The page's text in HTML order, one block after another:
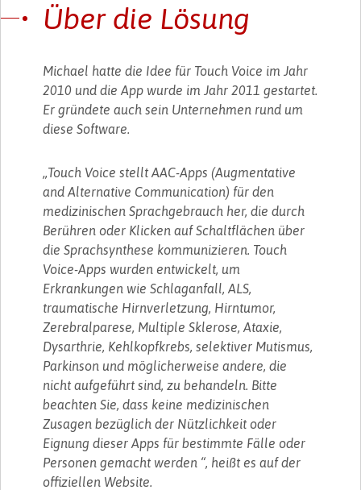
Über die Lösung
Michael hatte die Idee für Touch Voice im Jahr
2010 und die App wurde im Jahr 2011 gestartet.
Er gründete auch sein Unternehmen rund um
diese Software.
„Touch Voice stellt AAC-Apps (Augmentative
and Alternative Communication) für den
medizinischen Sprachgebrauch her, die durch
Berühren oder Klicken auf Schaltflächen über
die Sprachsynthese kommunizieren. Touch
Voice-Apps wurden entwickelt, um
Erkrankungen wie Schlaganfall, ALS,
traumatische Hirnverletzung, Hirntumor,
Zerebralparese, Multiple Sklerose, Ataxie,
Dysarthrie, Kehlkopfkrebs, selektiver Mutismus,
Parkinson und möglicherweise andere, die
nicht aufgeführt sind, zu behandeln. Bitte
beachten Sie, dass keine medizinischen
Zusagen bezüglich der Nützlichkeit oder
Eignung dieser Apps für bestimmte Fälle oder
Personen gemacht werden “, heißt es auf der
offiziellen Website.